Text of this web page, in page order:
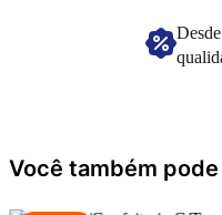
Desde
Você também